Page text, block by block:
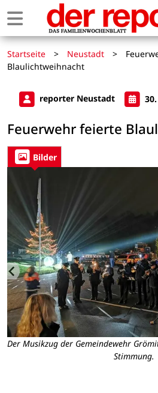
Startseite > Neustadt >
Blaulichtweihnacht
reporter Neustadt
Feuerwehr feierte
Bilder
Der Musikzug der Gemeindewehr
Stimmung.